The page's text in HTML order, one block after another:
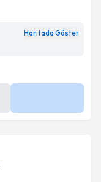
Haritada Göster